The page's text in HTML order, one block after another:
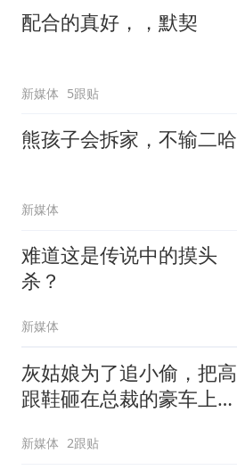
配合的真好，，默契
新媒体 5跟贴
熊孩子会拆家，不输二哈
新媒体
难道这是传说中的摸头
杀？
新媒体
灰姑娘为了追小偷，把高
跟鞋砸在总裁的豪车上，
新媒体 2跟贴